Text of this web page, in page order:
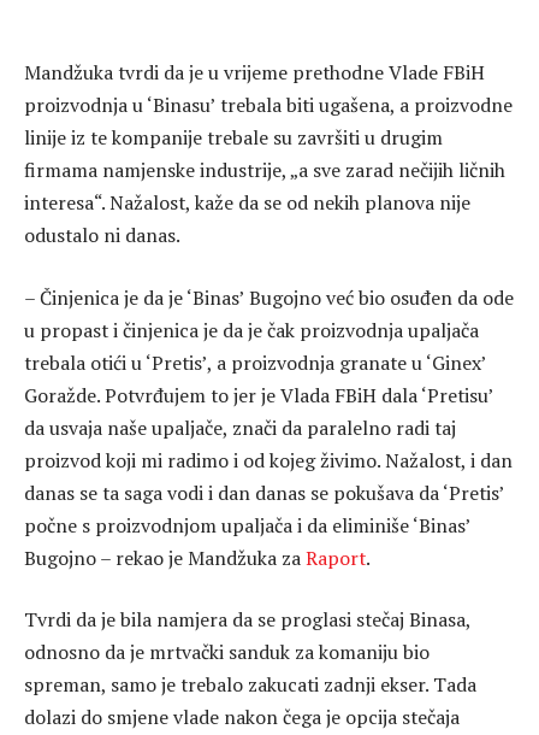
Mandžuka tvrdi da je u vrijeme prethodne Vlade FBiH
proizvodnja u ‘Binasu’ trebala biti ugašena, a proizvodne
linije iz te kompanije trebale su završiti u drugim
firmama namjenske industrije, „a sve zarad nečijih ličnih
interesa“. Nažalost, kaže da se od nekih planova nije
odustalo ni danas.
– Činjenica je da je ‘Binas’ Bugojno već bio osuđen da ode
u propast i činjenica je da je čak proizvodnja upaljača
trebala otići u ‘Pretis’, a proizvodnja granate u ‘Ginex’
Goražde. Potvrđujem to jer je Vlada FBiH dala ‘Pretisu’
da usvaja naše upaljače, znači da paralelno radi taj
proizvod koji mi radimo i od kojeg živimo. Nažalost, i dan
danas se ta saga vodi i dan danas se pokušava da ‘Pretis’
počne s proizvodnjom upaljača i da eliminiše ‘Binas’
Bugojno – rekao je Mandžuka zaRaport.
Tvrdi da je bila namjera da se proglasi stečaj Binasa,
odnosno da je mrtvački sanduk za komaniju bio
spreman, samo je trebalo zakucati zadnji ekser. Tada
dolazi do smjene vlade nakon čega je opcija stečaja